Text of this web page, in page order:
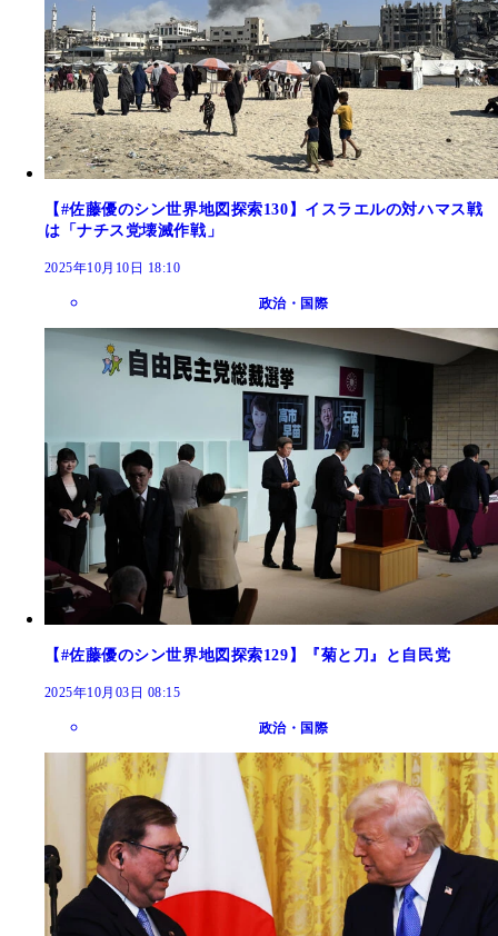
【#佐藤優のシン世界地図探索130】イスラエルの対ハマス戦
は「ナチス党壊滅作戦」
2025年10月10日 18:10
政治・国際
【#佐藤優のシン世界地図探索129】『菊と刀』と自民党
2025年10月03日 08:15
政治・国際